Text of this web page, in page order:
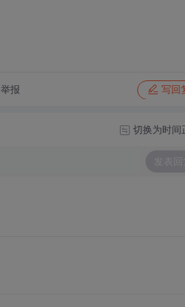
举报 写回
切换为时间
发表回